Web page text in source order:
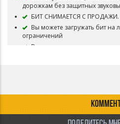
дорожкам без защитных
БИТ СНИМАЕТСЯ С ПРОДАЖИ.
Вы можете загружать бит
ограничений
В названии трека,